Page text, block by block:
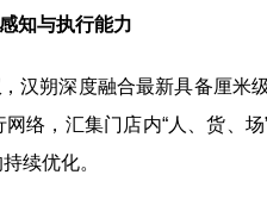
知与执行能力
，汉朔深度融合最新具备厘米
络，汇集门店内“人、货、
续优化。